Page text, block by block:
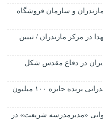
مازندران و سازمان فروشگاه
در مرکز مازندران / تبیین
در دفاع مقدس شکل
۴۲ مشترک برق خوش مصرف مازندرانی برنده جایزه ۱۰۰ میلیون
«مدیرمدرسه شریعت» در